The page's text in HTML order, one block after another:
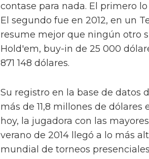
contase para nada. El primero
El segundo fue en 2012, en un
resume mejor que ningún otro
Hold'em, buy-in de 25 000
871 148 dólares.
Su registro en la base de datos
más de 11,8 millones de
hoy, la jugadora con las
verano de 2014 llegó a lo más
mundial de torneos